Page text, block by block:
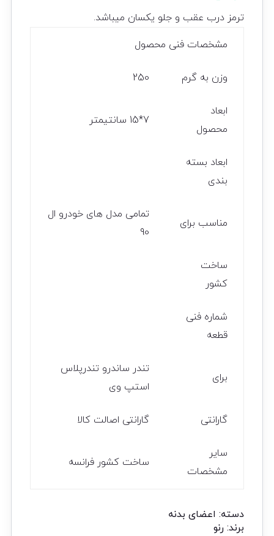
ترمز درب عقب و جلو یکسان میباشد.
مشخصات فنی محصول
وزن به گرم 250
ابعاد
محصول
7*15 سانتیمتر
ابعاد بسته
بندی
مناسب برای
تمامی مدل های خودرو ال
90
ساخت
کشور
شماره فنی
قطعه
برای
تندر ساندرو تندرپلاس
استپ وی
گارانتی گارانتی اصالت کالا
سایر
مشخصات
ساخت کشور فرانسه
دسته: اعضای بدنه
برند: رنو